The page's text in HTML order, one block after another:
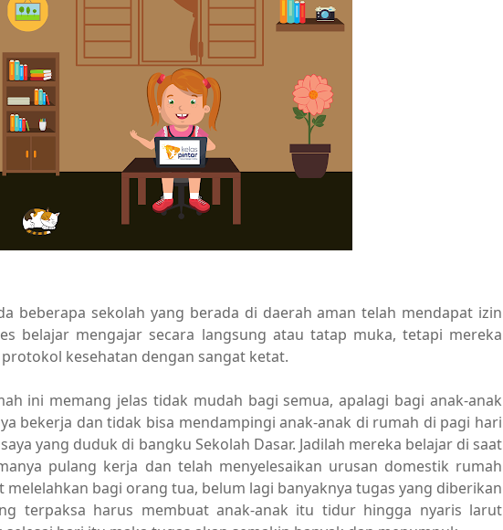
beberapa sekolah yang berada di daerah aman telah mendapat izin
belajar mengajar secara langsung atau tatap muka, tetapi mereka
kesehatan dengan sangat ketat.
ini memang jelas tidak mudah bagi semua, apalagi bagi anak-anak
bekerja dan tidak bisa mendampingi anak-anak di rumah di pagi hari
yang duduk di bangku Sekolah Dasar. Jadilah mereka belajar di saat
pulang kerja dan telah menyelesaikan urusan domestik rumah
melelahkan bagi orang tua, belum lagi banyaknya tugas yang diberikan
terpaksa harus membuat anak-anak itu tidur hingga nyaris larut